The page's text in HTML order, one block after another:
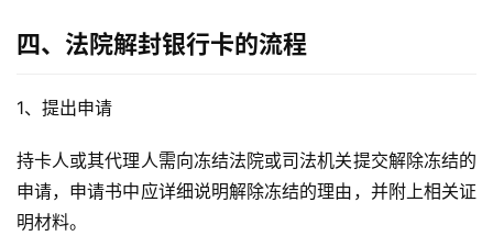
四、法院解封银行卡的流程
1、提出申请
持卡人或其代理人需向冻结法院或司法机关提交解除冻结的
申请，申请书中应详细说明解除冻结的理由，并附上相关证
明材料。